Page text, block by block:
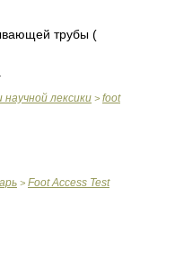
трубы (
лексики > foot
> Foot Access Test